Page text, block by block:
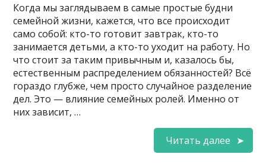
Когда мы заглядываем в самые простые будни
семейной жизни, кажется, что все происходит
само собой: кто-то готовит завтрак, кто-то
занимается детьми, а кто-то уходит на работу. Но
что стоит за таким привычным и, казалось бы,
естественным распределением обязанностей? Всё
гораздо глубже, чем просто случайное разделение
дел. Это — влияние семейных ролей. Именно от
них зависит, …
Читать далее